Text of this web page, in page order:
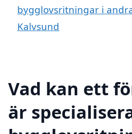
bygglovsritningar i
Kalvsund
Vad kan ett
är